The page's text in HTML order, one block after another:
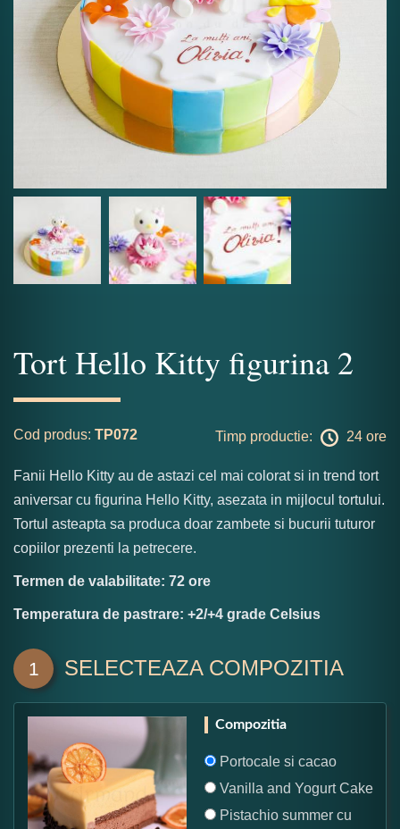
Tort Hello Kitty figurina 2
Cod produs: TP072 Timp productie: 24 ore
Fanii Hello Kitty au de astazi cel mai colorat si in trend tort
aniversar cu figurina Hello Kitty, asezata in mijlocul tortului.
Tortul asteapta sa produca doar zambete si bucurii tuturor
copiilor prezenti la petrecere.
Termen de valabilitate: 72 ore
Temperatura de pastrare: +2/+4 grade Celsius
1 SELECTEAZA COMPOZITIA
Compozitia
Portocale si cacao
Vanilla and Yogurt Cake
Pistachio summer cu